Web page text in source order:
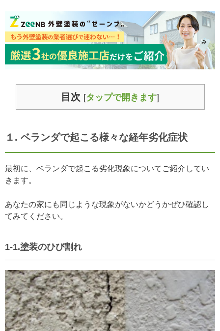
目次 [タップで開きます]
１. ベランダで起こる様々な経年劣化症状
最初に、ベランダで起こる劣化現象についてご紹介してい
きます。
あなたの家にも同じような現象がないかどうかぜひ確認し
てみてください。
1-1.塗装のひび割れ